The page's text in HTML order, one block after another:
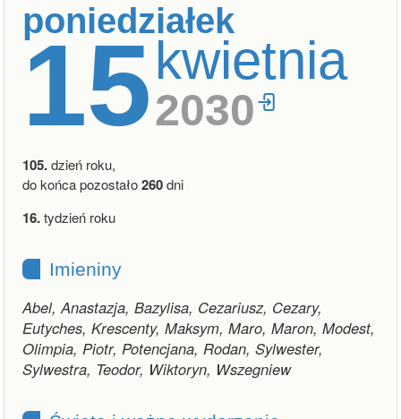
poniedziałek
15kwietnia
2030
105.dzień roku,
do końca pozostało260dni
16.tydzień roku
Imieniny
Abel, Anastazja, Bazylisa, Cezariusz, Cezary,
Eutyches, Krescenty, Maksym, Maro, Maron, Modest,
Olimpia, Piotr, Potencjana, Rodan, Sylwester,
Sylwestra, Teodor, Wiktoryn, Wszegniew